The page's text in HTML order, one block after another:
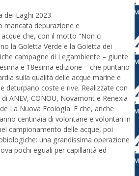
dei Laghi 2023
mancata depurazione e
acque che, con il motto “Non ci
la Goletta Verde e la Goletta dei
campagne di Legambiente – giunte
e 18esima edizione – che puntano
sulla qualità delle acque marine e
deturpano coste e rive. Realizzate con
ANEV, CONOU, Novamont e Renexia
La Nuova Ecologia. E che, anche
centinaia di volontarie e volontari in
campionamento delle acque, poi
una grandissima operazione
pochi eguali per capillarità ed